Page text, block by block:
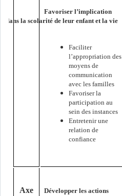
Favoriser l’implication
dans la scolarité de leur enfant et la vie
Faciliter
l’appropriation des
moyens de
communication
avec les familles
Favoriser la
participation au
sein des instances
Entretenir une
relation de
confiance
Axe
Développer les actions